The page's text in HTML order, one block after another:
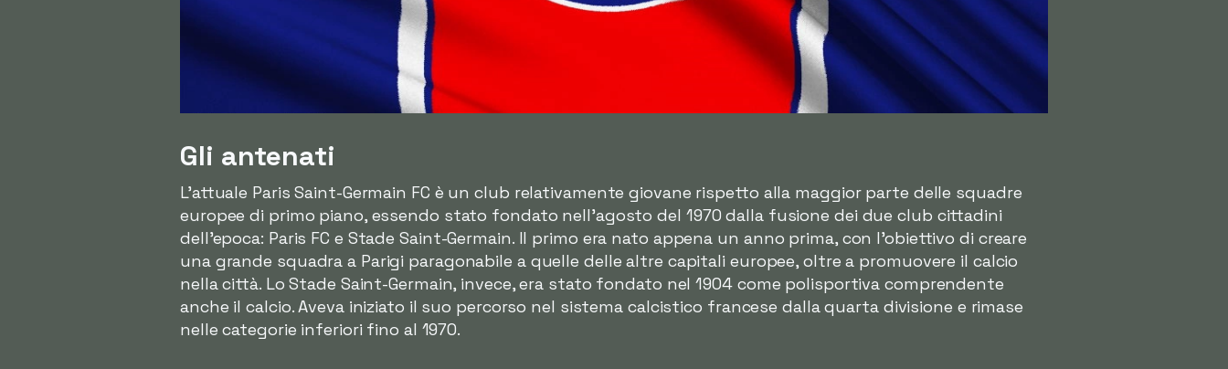
Gli antenati
L'attuale Paris Saint-Germain FC è un club relativamente giovane rispetto alla maggior parte delle squadre
europee di primo piano, essendo stato fondato nell'agosto del 1970 dalla fusione dei due club cittadini
dell'epoca: Paris FC e Stade Saint-Germain. Il primo era nato appena un anno prima, con l'obiettivo di creare
una grande squadra a Parigi paragonabile a quelle delle altre capitali europee, oltre a promuovere il calcio
nella città. Lo Stade Saint-Germain, invece, era stato fondato nel 1904 come polisportiva comprendente
anche il calcio. Aveva iniziato il suo percorso nel sistema calcistico francese dalla quarta divisione e rimase
nelle categorie inferiori fino al 1970.